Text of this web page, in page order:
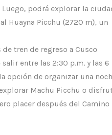
podrá explorar la
Huayna Picchu (2720 m), un
tren de regreso a Cusco
entre las 2:30 p.m. y las 6
opción de organizar una
Machu Picchu o
placer después del Camino